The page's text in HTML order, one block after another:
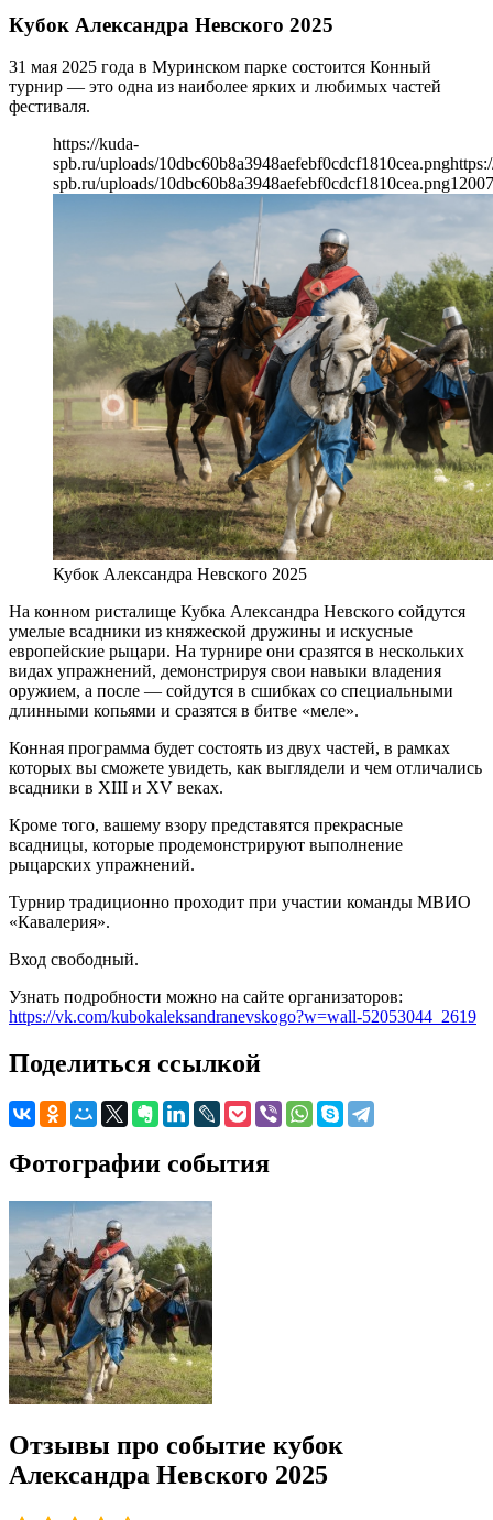
Кубок Александра Невского 2025
31 мая 2025 года в Муринском парке состоится Конный
турнир — это одна из наиболее ярких и любимых частей
фестиваля.
https://kuda-
spb.ru/uploads/10dbc60b8a3948aefebf0cdcf1810cea.png
spb.ru/uploads/10dbc60b8a3948aefebf0cdcf1810cea.png1200
Кубок Александра Невского 2025
На конном ристалище Кубка Александра Невского сойдутся
умелые всадники из княжеской дружины и искусные
европейские рыцари. На турнире они сразятся в нескольких
видах упражнений, демонстрируя свои навыки владения
оружием, а после — сойдутся в сшибках со специальными
длинными копьями и сразятся в битве «меле».
Конная программа будет состоять из двух частей, в рамках
которых вы сможете увидеть, как выглядели и чем отличались
всадники в XIII и XV веках.
Кроме того, вашему взору представятся прекрасные
всадницы, которые продемонстрируют выполнение
рыцарских упражнений.
Турнир традиционно проходит при участии команды МВИО
«Кавалерия».
Вход свободный.
Узнать подробности можно на сайте организаторов:
https://vk.com/kubokaleksandranevskogo?w=wall-52053044_2619
Поделиться ссылкой
Фотографии события
Отзывы про событие кубок
Александра Невского 2025